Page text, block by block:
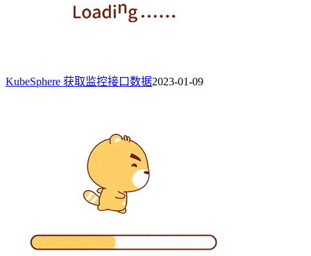
KubeSphere 获取监控接口数据2023-01-09